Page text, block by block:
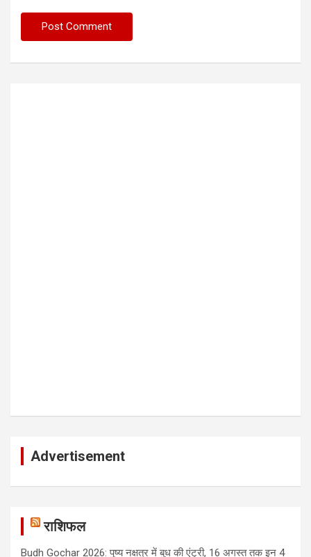
Advertisement
राशिफल
Budh Gochar 2026: पुष्य नक्षत्र में बुध की एंट्री, 16 अगस्त तक इन 4